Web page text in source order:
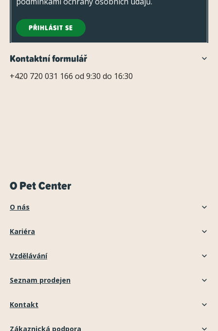
PŘIHLÁSIT SE
Kontaktní formulář
+420 720 031 166 od 9:30 do 16:30
O Pet Center
O nás
Kariéra
Vzdělávání
Seznam prodejen
Kontakt
Zákaznická podpora